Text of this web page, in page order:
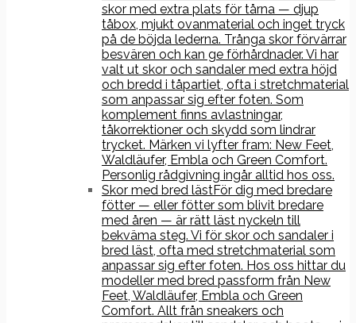
skor med extra plats för tårna — djup
tåbox, mjukt ovanmaterial och inget tryck
på de böjda lederna. Trånga skor förvärrar
besvären och kan ge förhårdnader. Vi har
valt ut skor och sandaler med extra höjd
och bredd i tåpartiet, ofta i stretchmaterial
som anpassar sig efter foten. Som
komplement finns avlastningar,
tåkorrektioner och skydd som lindrar
trycket. Märken vi lyfter fram: New Feet,
Waldläufer, Embla och Green Comfort.
Personlig rådgivning ingår alltid hos oss.
Skor med bred lästFör dig med bredare
fötter — eller fötter som blivit bredare
med åren — är rätt läst nyckeln till
bekväma steg. Vi för skor och sandaler i
bred läst, ofta med stretchmaterial som
anpassar sig efter foten. Hos oss hittar du
modeller med bred passform från New
Feet, Waldläufer, Embla och Green
Comfort. Allt från sneakers och